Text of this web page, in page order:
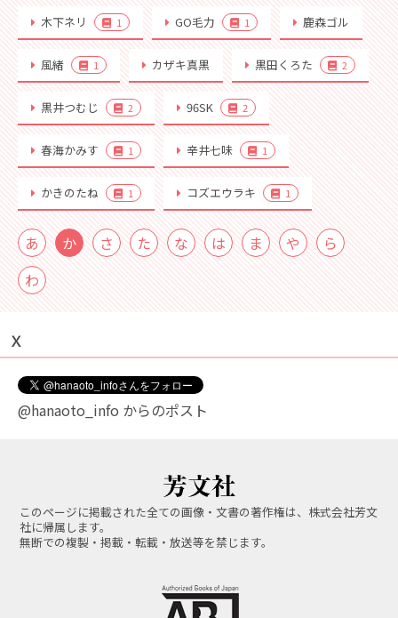
木下ネリ 1 GO毛力 1 鹿森ゴル
風緒 1 カザキ真黒 黒田くろた 2
黒井つむじ 2 96SK 2
春海かみす 1 辛井七味 1
かきのたね 1 コズエウラキ 1
あ か さ た な は ま や
ら
わ
Ｘ
@hanaoto_info からのポスト
このページに掲載された全ての画像・文書の著作権は、株式会社芳文
社に帰属します。
無断での複製・掲載・転載・放送等を禁じます。